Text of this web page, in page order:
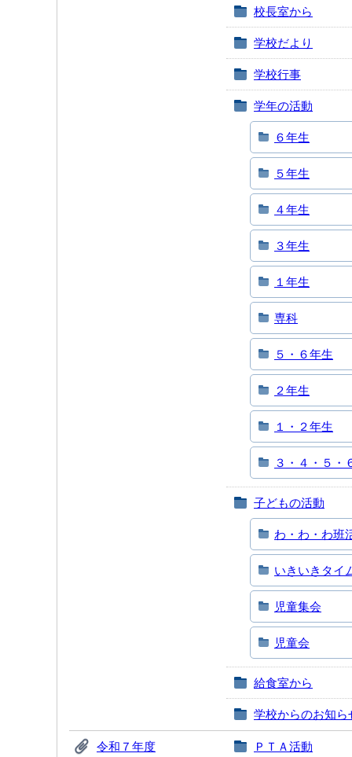
校長室から
学校だより
学校行事
学年の活動
６年生
５年生
４年生
３年生
１年生
専科
５・６年生
２年生
１・２年生
３・４・５・
子どもの活動
わ・わ・わ班
いきいきタイ
児童集会
児童会
給食室から
学校からのお知ら
令和７年度 ＰＴＡ活動